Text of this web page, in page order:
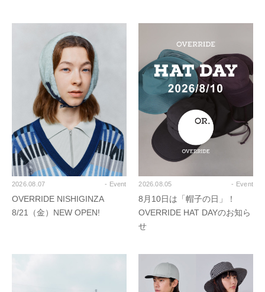
2026.08.07 - Event
OVERRIDE NISHIGINZA
8/21（金）NEW OPEN!
2026.08.05 - Event
8月10日は「帽子の日」！
OVERRIDE HAT DAYのお知ら
せ